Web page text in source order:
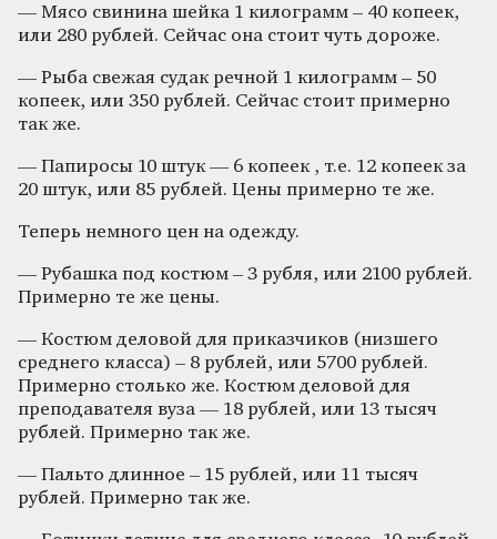
— Мясо свинина шейка 1 килограмм – 40 копеек,
или 280 рублей. Сейчас она стоит чуть дороже.
— Рыба свежая судак речной 1 килограмм – 50
копеек, или 350 рублей. Сейчас стоит примерно
так же.
— Папиросы 10 штук — 6 копеек , т.е. 12 копеек за
20 штук, или 85 рублей. Цены примерно те же.
Теперь немного цен на одежду.
— Рубашка под костюм – 3 рубля, или 2100 рублей.
Примерно те же цены.
— Костюм деловой для приказчиков (низшего
среднего класса) – 8 рублей, или 5700 рублей.
Примерно столько же. Костюм деловой для
преподавателя вуза — 18 рублей, или 13 тысяч
рублей. Примерно так же.
— Пальто длинное – 15 рублей, или 11 тысяч
рублей. Примерно так же.